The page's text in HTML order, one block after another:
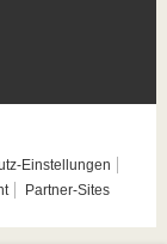
Einstellungen
Partner-Sites